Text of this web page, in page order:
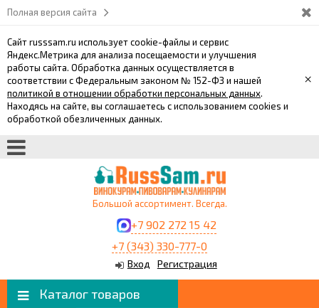
Полная версия сайта
Сайт russsam.ru использует cookie-файлы и сервис
Яндекс.Метрика для анализа посещаемости и улучшения
работы сайта. Обработка данных осуществляется в
соответствии с Федеральным законом № 152-ФЗ и нашей
политикой в отношении обработки персональных данных.
Находясь на сайте, вы соглашаетесь с использованием cookies и
обработкой обезличенных данных.
×
Большой ассортимент. Всегда.
+7 902 272 15 42
+7 (343) 330-777-0
Вход Регистрация
Каталог товаров